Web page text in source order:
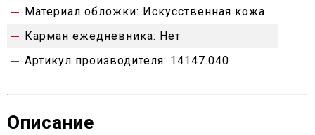
Материал обложки: Искусственная кожа
Карман ежедневника: Нет
Артикул производителя: 14147.040
Описание